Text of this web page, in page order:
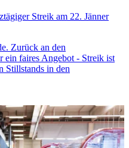
Streik am 22. Jänner
Zurück an den
ein faires Angebot - Streik ist
Stillstands in den